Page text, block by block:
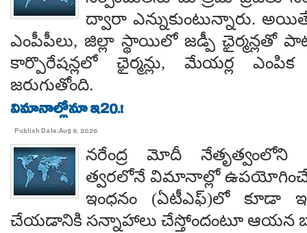
ద్వారా ఎన్నుకుంటున్నారు.
ఎంపీపీలు, జిల్లా స్థాయిలో జడ్పీ ఛైర్మన్లతో
కార్పొరేషన్లలో ఛైర్మన్లు, మేయర్ల ఎంపిక
జరుగుతోంది.
విమానాల్లోనూ ఇ20.!
Publish Date:Aug 6, 2026
నరేంద్ర మోదీ నేతృత్వంలోని
త్వరలోనే విమానాల్లో
ఇంధనం (ఏటీఎఫ్)లో కూడా
చేయడానికి సన్నాహాలు చేస్తోందంటూ ఆయన